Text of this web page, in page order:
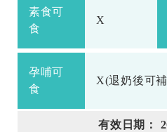
素食可
食
X
孕哺可
食
X(退奶後可
有效日期：